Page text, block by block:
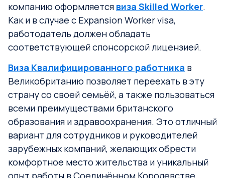
компанию оформляется виза Skilled Worker.
Как и в случае с Expansion Worker visa,
работодатель должен обладать
соответствующей спонсорской лицензией.
Виза Квалифицированного работника в
Великобританию позволяет переехать в эту
страну со своей семьёй, а также пользоваться
всеми преимуществами британского
образования и здравоохранения. Это отличный
вариант для сотрудников и руководителей
зарубежных компаний, желающих обрести
комфортное место жительства и уникальный